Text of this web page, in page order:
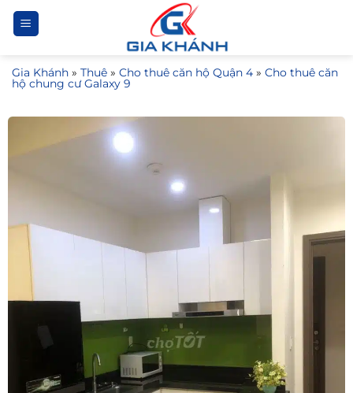
Bỏ
qua
dung
Gia Khánh » Thuê » Cho thuê căn hộ Quận 4 » Cho thuê căn
hộ chung cư Galaxy 9